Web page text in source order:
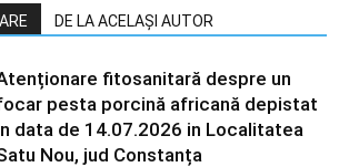
DE LA ACELAȘI AUTOR
fitosanitară despre un
pesta porcină africană depistat
data de 14.07.2026 in Localitatea
Nou, jud Constanța